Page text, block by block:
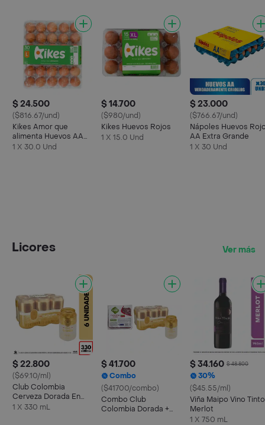
$ 24.500
($816.67/und)
Kikes Amor que
alimenta Huevos AA
Rojos L
1 X 30.0 Und
$ 14.700
($980/und)
Kikes Huevos Rojos
1 X 15.0 Und
$ 23.000
($766.67/und)
Nápoles Huevos
AA Extra Grande
1 X 30 Und
Licores Ver más
$ 22.800
($69.10/ml)
Club Colombia
Cerveza Dorada En
Lata 330 ML X6 Unds
1 X 330 mL
$ 41.700
Combo
($41700/combo)
Combo Club
Colombia Dorada +
$ 34.160 $ 48.800
30%
($45.55/ml)
Viña Maipo Vino Tinto
Merlot
1 X 750 mL